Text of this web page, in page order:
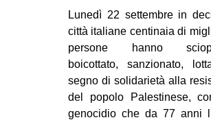
ZAM
MOBILITAZIONI
SPAZI
Lunedì 22 settembre in
città italiane centinaia di
persone hanno
boicottato, sanzionato,
segno di solidarietà alla
del popolo Palestinese,
genocidio che da 77 anni